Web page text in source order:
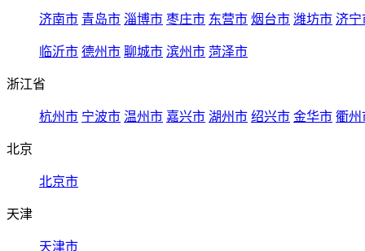
济南市 青岛市 淄博市 枣庄市 东营市 烟台市 潍坊市 济宁
临沂市 德州市 聊城市 滨州市 菏泽市
浙江省
杭州市 宁波市 温州市 嘉兴市 湖州市 绍兴市 金华市 衢州
北京
北京市
天津
天津市